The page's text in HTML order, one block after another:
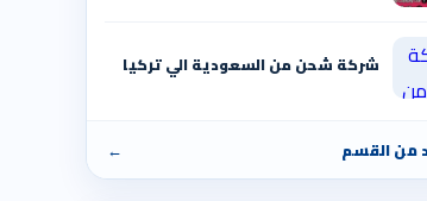
شركة شحن من السعودية الي تركيا
من القسم ←